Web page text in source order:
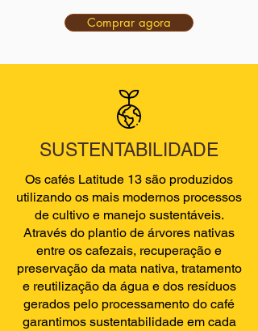
Comprar agora
SUSTENTABILIDADE
Os cafés Latitude 13 são produzidos
utilizando os mais modernos processos
de cultivo e manejo sustentáveis.
Através do plantio de árvores nativas
entre os cafezais, recuperação e
preservação da mata nativa, tratamento
e reutilização da água e dos resíduos
gerados pelo processamento do café
garantimos sustentabilidade em cada